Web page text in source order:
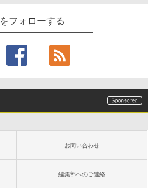
フォローする
お問い合わせ
編集部へのご連絡